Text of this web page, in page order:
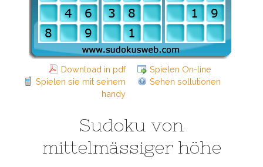
Download in pdf
Spielen On-line
Spielen sie mit seinem
handy
Sehen sollutionen
Sudoku von
mittelmässiger höhe